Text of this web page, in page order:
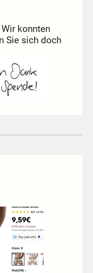
konnten
Sie sich doch